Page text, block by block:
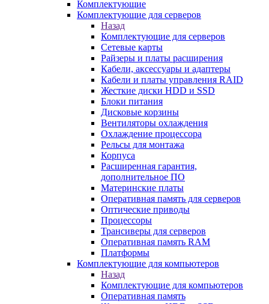
Комплектующие
Комплектующие для серверов
Назад
Комплектующие для серверов
Сетевые карты
Райзеры и платы расширения
Кабели, аксессуары и адаптеры
Кабели и платы управления RAID
Жесткие диски HDD и SSD
Блоки питания
Дисковые корзины
Вентиляторы охлаждения
Охлаждение процессора
Рельсы для монтажа
Корпуса
Расширенная гарантия,
дополнительное ПО
Материнские платы
Оперативная память для серверов
Оптические приводы
Процессоры
Трансиверы для серверов
Оперативная память RAM
Платформы
Комплектующие для компьютеров
Назад
Комплектующие для компьютеров
Оперативная память